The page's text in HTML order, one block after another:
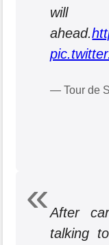
ahead.
— Tour de
After
talking